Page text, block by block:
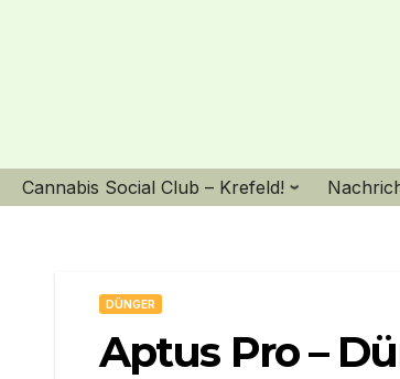
Cannabis Social Club – Krefeld!
DÜNGER
Aptus Pro –